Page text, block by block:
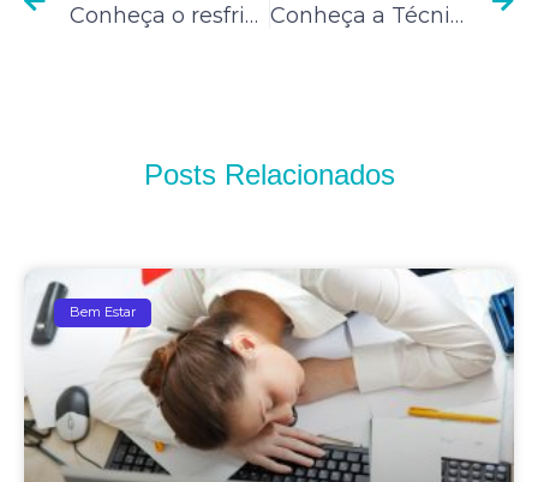
Conheça o resfriado e seus sintomas Conheça a Técnica Pomodoro e produza mais
Posts Relacionados
Bem Estar